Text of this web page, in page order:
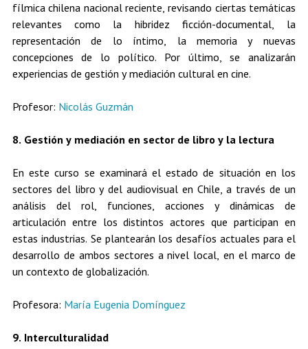
fílmica chilena nacional reciente, revisando ciertas temáticas
relevantes como la hibridez ficción-documental, la
representación de lo íntimo, la memoria y nuevas
concepciones de lo político. Por último, se analizarán
experiencias de gestión y mediación cultural en cine.
Profesor: Nicolás Guzmán
8. Gestión y mediación en sector de libro y la lectura
En este curso se examinará el estado de situación en los
sectores del libro y del audiovisual en Chile, a través de un
análisis del rol, funciones, acciones y dinámicas de
articulación entre los distintos actores que participan en
estas industrias. Se plantearán los desafíos actuales para el
desarrollo de ambos sectores a nivel local, en el marco de
un contexto de globalización.
Profesora: María Eugenia Domínguez
9. Interculturalidad